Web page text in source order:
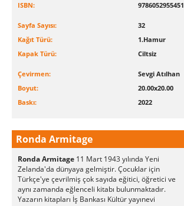
ISBN: 9786052955451
Sayfa Sayısı:
32
Kağıt Türü:
1.Hamur
Kapak Türü:
Ciltsiz
Çevirmen:
Sevgi Atılhan
Boyut:
20.00x20.00
Baskı:
2022
Ronda Armitage
Ronda Armitage 11 Mart 1943 yılında Yeni
Zelanda'da dünyaya gelmiştir. Çocuklar için
Türkçe'ye çevrilmiş çok sayıda eğitici, öğretici ve
aynı zamanda eğlenceli kitabı bulunmaktadır.
Yazarın kitapları İş Bankası Kültür yayınevi